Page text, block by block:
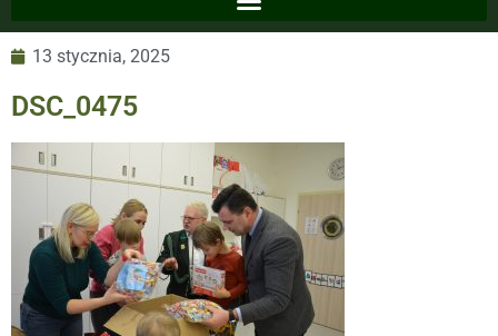
13 stycznia, 2025
DSC_0475